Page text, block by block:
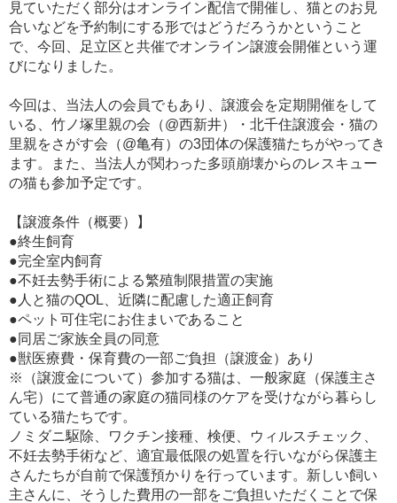
見ていただく部分はオンライン配信で開催し、猫とのお見
合いなどを予約制にする形ではどうだろうかということ
で、今回、足立区と共催でオンライン譲渡会開催という運
びになりました。
今回は、当法人の会員でもあり、譲渡会を定期開催をして
いる、竹ノ塚里親の会（@西新井）・北千住譲渡会・猫の
里親をさがす会（@亀有）の3団体の保護猫たちがやってき
ます。また、当法人が関わった多頭崩壊からのレスキュー
の猫も参加予定です。
【譲渡条件（概要）】
●終生飼育
●完全室内飼育
●不妊去勢手術による繁殖制限措置の実施
●人と猫のQOL、近隣に配慮した適正飼育
●ペット可住宅にお住まいであること
●同居ご家族全員の同意
●獣医療費・保育費の一部ご負担（譲渡金）あり
※（譲渡金について）参加する猫は、一般家庭（保護主さ
ん宅）にて普通の家庭の猫同様のケアを受けながら暮らし
ている猫たちです。
ノミダニ駆除、ワクチン接種、検便、ウィルスチェック、
不妊去勢手術など、適宜最低限の処置を行いながら保護主
さんたちが自前で保護預かりを行っています。新しい飼い
主さんに、そうした費用の一部をご負担いただくことで保